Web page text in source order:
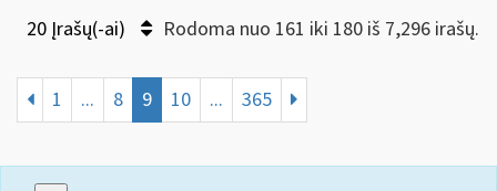
20 Įrašų(-ai) Rodoma nuo 161 iki 180 iš 7,296 irašų.
1 ... 8 9 10 ... 365